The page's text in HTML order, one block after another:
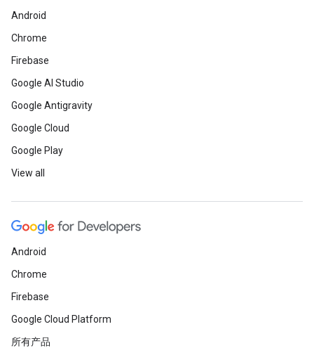
Android
Chrome
Firebase
Google AI Studio
Google Antigravity
Google Cloud
Google Play
View all
Android
Chrome
Firebase
Google Cloud Platform
所有产品